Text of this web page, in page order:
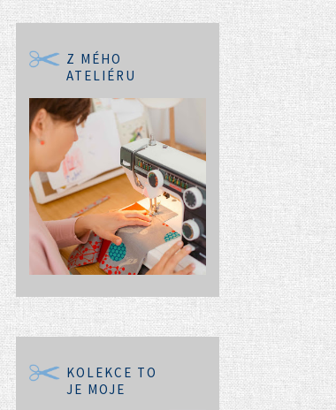
Z MÉHO
ATELIÉRU
KOLEKCE TO
JE MOJE